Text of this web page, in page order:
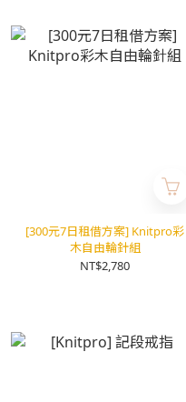
[300元7日租借方案] Knitpro彩
木自由輪針組
NT$2,780